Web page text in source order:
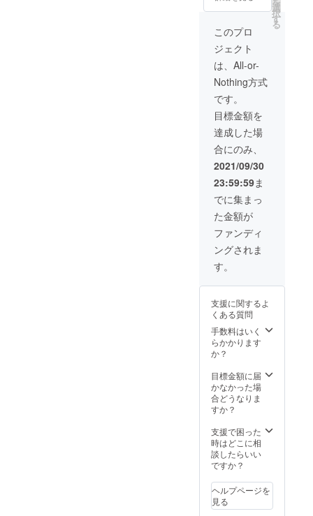
ン ①ぬ
み ②サ
ン
キュー
レ
ター
③ポス
テッ
カー ⑤
マル
シェ
バッグ
⑥マス
コット
キー
チェー
ン ⑦イ
ラスト
原画 画
像はイ
消費税
を含ん
だ金額
です。
選
択
す
る
このプロ
ジェクト
は、All-or-
Nothing方式
です。
目標金額を
達成した場
合にのみ、
2021/09/30
23:59:59ま
でに集まっ
た金額が
ファンディ
ングされま
す。
支援に関するよ
くある質問
手数料はいく
らかかります
か？
目標金額に届
かなかった場
合どうなりま
すか？
支援で困った
時はどこに相
談したらいい
ですか？
ヘルプページを
見る